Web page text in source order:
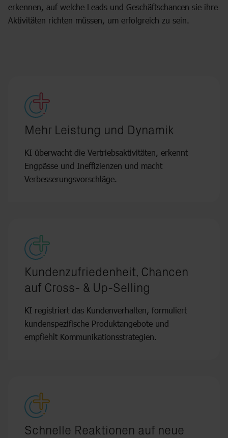
erkennen, auf welche Leads und Geschäftschancen sie ihre
Aktivitäten richten müssen, um erfolgreich zu sein.
Mehr Leistung und Dynamik
KI überwacht die Vertriebsaktivitäten, erkennt
Engpässe und Ineffizienzen und macht
Verbesserungsvorschläge.
Kundenzufriedenheit, Chancen
auf Cross- & Up-Selling
KI registriert das Kundenverhalten, formuliert
kundenspezifische Produktangebote und
empfiehlt Kommunikationsstrategien.
Schnelle Reaktionen auf neue